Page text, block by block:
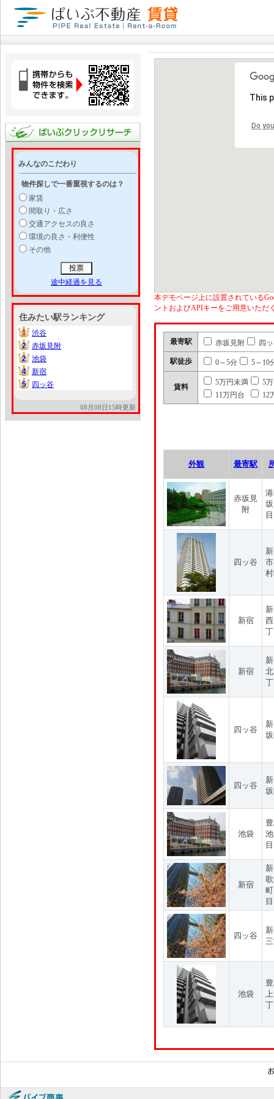
みんなのこだわり
物件探しで一番重視するのは？
家賃
間取り・広さ
交通アクセスの良さ
環境の良さ・利便性
その他
途中経過を見る
住みたい駅ランキング
1
1
渋谷
2
2
赤坂見附
2
2
池袋
4
4
新宿
5
5 四ッ谷
08月08日15時更新
This
Do
本デモページ上に設置されている
ントおよびAPIキーをご用意いただ
最寄駅 赤坂見附 四
駅徒歩 0～5分 5～10
賃料
5万円未満
5
11万円台
12
外観 最寄駅
赤坂見
附
目
四ッ谷
新宿
新宿
四ッ谷
四ッ谷
池袋
新宿
目
四ッ谷
池袋